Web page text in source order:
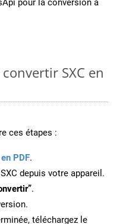
pour la conversion à
SXC en
ces étapes :
PDF.
depuis votre appareil.
.
téléchargez le